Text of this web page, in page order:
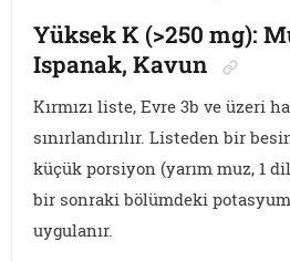
Yüksek K (>250 mg):
Ispanak, Kavun
Kırmızı liste, Evre 3b ve üzeri
sınırlandırılır. Listeden bir
küçük porsiyon (yarım muz, 1
bir sonraki bölümdeki
uygulanır.